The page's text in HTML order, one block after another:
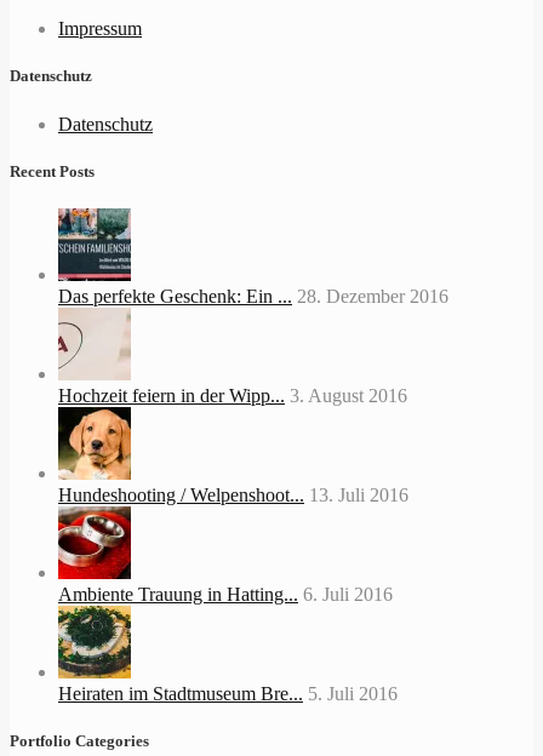
Impressum
Datenschutz
Datenschutz
Recent Posts
Das perfekte Geschenk: Ein ... 28. Dezember 2016
Hochzeit feiern in der Wipp... 3. August 2016
Hundeshooting / Welpenshoot... 13. Juli 2016
Ambiente Trauung in Hatting... 6. Juli 2016
Heiraten im Stadtmuseum Bre... 5. Juli 2016
Portfolio Categories